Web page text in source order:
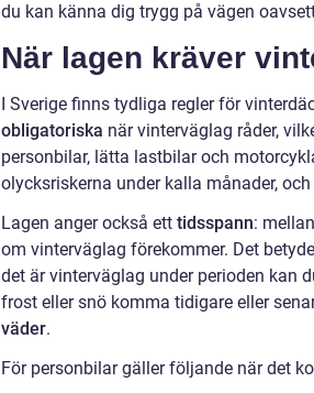
du kan känna dig trygg på vägen
När lagen kräver
I Sverige finns tydliga regler för
obligatoriska när vinterväglag råder,
personbilar, lätta lastbilar och
olycksriskerna under kalla månader,
Lagen anger också ett tidsspann:
om vinterväglag förekommer. Det
det är vinterväglag under perioden kan
frost eller snö komma tidigare eller
väder.
För personbilar gäller följande när det